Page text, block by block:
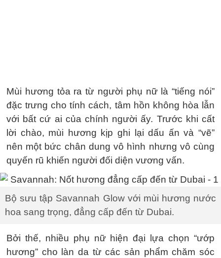
Mùi hương tỏa ra từ người phụ nữ là “tiếng nói”
đặc trưng cho tính cách, tâm hồn không hòa lẫn
với bất cứ ai của chính người ấy. Trước khi cất
lời chào, mùi hương kịp ghi lại dấu ấn và “vẽ”
nên một bức chân dung vô hình nhưng vô cùng
quyến rũ khiến người đối diện vương vấn.
Bộ sưu tập Savannah Glow với mùi hương nước
hoa sang trọng, đẳng cấp đến từ Dubai.
Bởi thế, nhiều phụ nữ hiện đại lựa chọn “ướp
hương” cho làn da từ các sản phẩm chăm sóc